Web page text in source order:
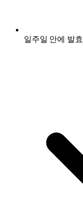
일주일 안에 발